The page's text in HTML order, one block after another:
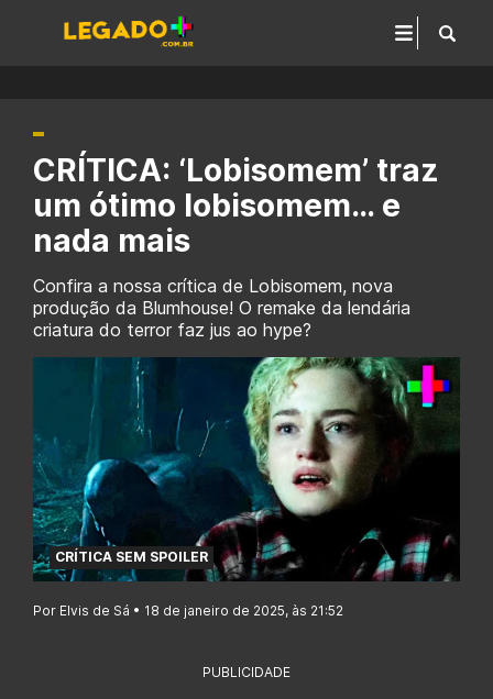
CRÍTICA: ‘Lobisomem’ traz
um ótimo lobisomem… e
nada mais
Confira a nossa crítica de Lobisomem, nova
produção da Blumhouse! O remake da lendária
criatura do terror faz jus ao hype?
CRÍTICA SEM SPOILER
Por Elvis de Sá • 18 de janeiro de 2025, às 21:52
PUBLICIDADE